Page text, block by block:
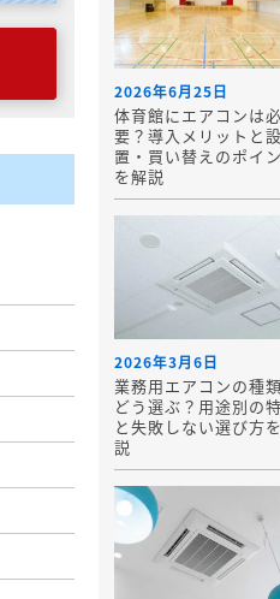
2026年6月25日
体育館にエアコンは必
要？導入メリットと設
置・買い替えのポイ
を解説
2026年3月6日
業務用エアコンの種
どう選ぶ？用途別の
と失敗しない選び方
説